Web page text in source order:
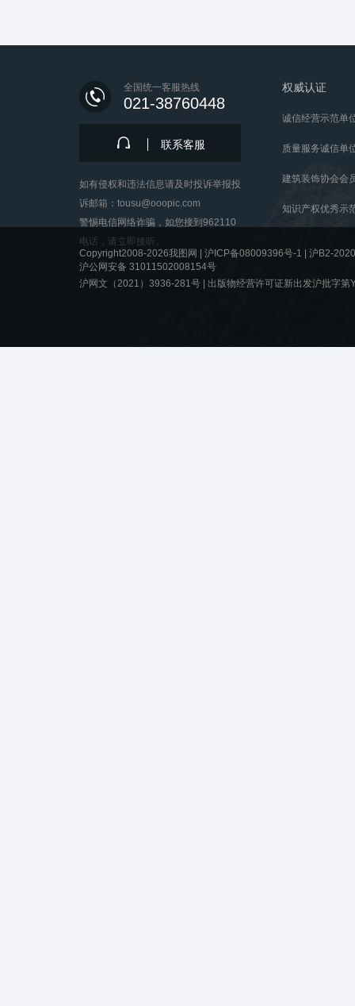
全国统一客服热线
021-38760448
联系客服
如有侵权和违法信息请及时投诉举报投
诉邮箱：tousu@ooopic.com
警惕电信网络诈骗，如您接到962110
电话，请立即接听。
权威认证
诚信经营示范单
质量服务诚信单
建筑装饰协会会
知识产权优秀示
Copyright2008-2026我图网 | 沪ICP备08009396号-1
沪B2-
沪公网安备 31011502008154号
沪网文（2021）3936-281号 | 出版物经营许可证新出发沪批字第